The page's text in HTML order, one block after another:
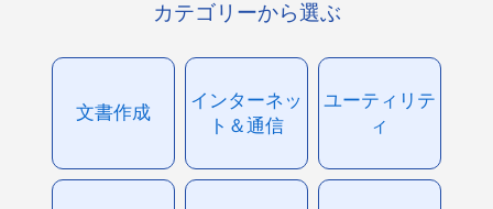
カテゴリーから選ぶ
文書作成
インターネッ
ト＆通信
ユーティリテ
ィ